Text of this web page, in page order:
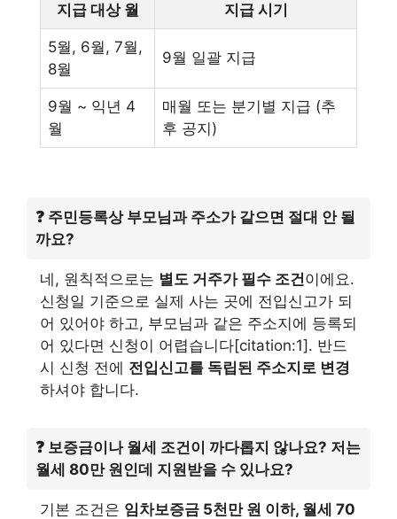
지급 대상 월 지급 시기
5월, 6월, 7월,
8월
9월 일괄 지급
9월 ~ 익년 4
월
매월 또는 분기별 지급 (추
후 공지)
❓ 주민등록상 부모님과 주소가 같으면 절대 안 될
까요?
네, 원칙적으로는 별도 거주가 필수 조건이에요.
신청일 기준으로 실제 사는 곳에 전입신고가 되
어 있어야 하고, 부모님과 같은 주소지에 등록되
어 있다면 신청이 어렵습니다[citation:1]. 반드
시 신청 전에 전입신고를 독립된 주소지로 변경
하셔야 합니다.
❓ 보증금이나 월세 조건이 까다롭지 않나요? 저는
월세 80만 원인데 지원받을 수 있나요?
기본 조건은 임차보증금 5천만 원 이하, 월세 70